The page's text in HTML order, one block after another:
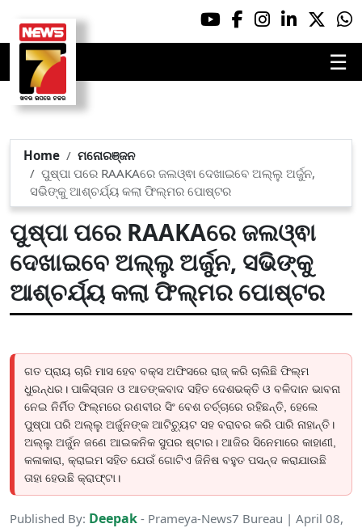
☰
Home
ମନୋରଞ୍ଜନ
ପୁଷ୍ପା ପରେ RAAKAରେ ଜଲଓ୍ଵା ଦେଖାଇବେ ଅଲ୍ଲୁ ଅର୍ଜୁନ,
ସଭିଙ୍କୁ ଆଶ୍ଚର୍ଯ୍ୟ କଲା ଫିଲ୍ମର ପୋଷ୍ଟର
ପୁଷ୍ପା ପରେ RAAKAରେ ଜଲଓ୍ଵା
ଦେଖାଇବେ ଅଲ୍ଲୁ ଅର୍ଜୁନ, ସଭିଙ୍କୁ
ଆଶ୍ଚର୍ଯ୍ୟ କଲା ଫିଲ୍ମର ପୋଷ୍ଟର
ଗତ ପ୍ରାୟ ଚାରି ମାସ ହେବ ବକ୍ସ ଅଫିସରେ ରାଜ୍ କରି ଚାଲିଛି ଫିଲ୍ମ
ଧୁରନ୍ଧର। ପାକିସ୍ତାନ ଓ ଆତଙ୍କବାଦ ସହିତ ଦେଶଭକ୍ତି ଓ ବଳିଦାନ ଭାବନା
ନେଇ ନିର୍ମିତ ଫିଲ୍ମରେ ରଣବୀର ସିଂ ବେଶ ଚର୍ଚ୍ଚାରେ ରହିଛନ୍ତି, ହେଲେ
ପୁଷ୍ପା ପରି ଅଲ୍ଲୁ ଅର୍ଜୁନଙ୍କ ଆଟିଚ୍ୟୁଟ ସହ ବରାବର କରି ପାରି ନାହାନ୍ତି।
ଅଲ୍ଲୁ ଅର୍ଜୁନ ଜଣେ ଆଇକନିକ ସୁପର ଷ୍ଟାର। ଆଜିର ସିନେମାରେ କାହାଣୀ,
କଳାକାରା, କ୍ରାଇମ ସହିତ ଯେଉଁ ଗୋଟିଏ ଜିନିଷ ବହୁତ ପସନ୍ଦ କରାଯାଉଛି
ତାହା ହେଉଛି କ୍ରାଫ୍ଟା।
Published By: Deepak - Prameya-News7 Bureau | April 08,